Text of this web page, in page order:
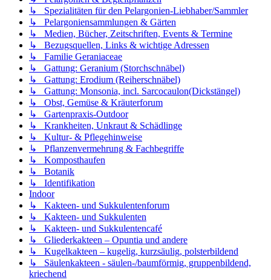
↳ Spezialitäten für den Pelargonien-Liebhaber/Sammler
↳ Pelargoniensammlungen & Gärten
↳ Medien, Bücher, Zeitschriften, Events & Termine
↳ Bezugsquellen, Links & wichtige Adressen
↳ Familie Geraniaceae
↳ Gattung: Geranium (Storchschnäbel)
↳ Gattung: Erodium (Reiherschnäbel)
↳ Gattung: Monsonia, incl. Sarcocaulon(Dickstängel)
↳ Obst, Gemüse & Kräuterforum
↳ Gartenpraxis-Outdoor
↳ Krankheiten, Unkraut & Schädlinge
↳ Kultur- & Pflegehinweise
↳ Pflanzenvermehrung & Fachbegriffe
↳ Komposthaufen
↳ Botanik
↳ Identifikation
Indoor
↳ Kakteen- und Sukkulentenforum
↳ Kakteen- und Sukkulenten
↳ Kakteen- und Sukkulentencafé
↳ Gliederkakteen – Opuntia und andere
↳ Kugelkakteen – kugelig, kurzsäulig, polsterbildend
↳ Säulenkakteen - säulen-/baumförmig, gruppenbildend,
kriechend